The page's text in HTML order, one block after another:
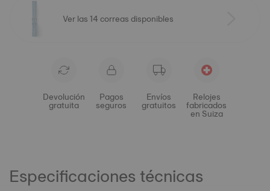
Ver las 14 correas disponibles
Devolución
gratuita
Pagos
seguros
Envíos
gratuitos
Relojes
fabricados
en Suiza
Especificaciones técnicas